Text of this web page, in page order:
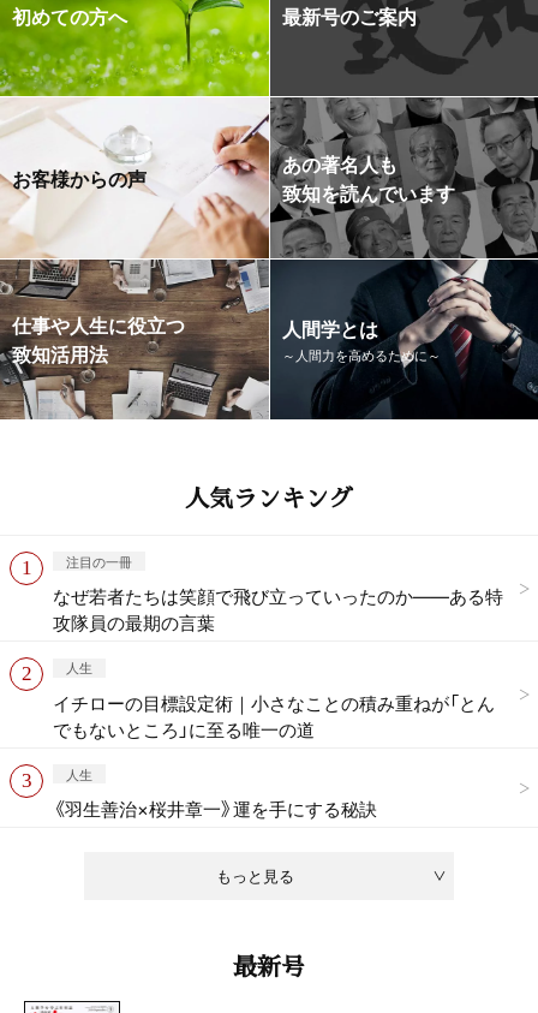
初めての方へ 最新号のご案内
お客様からの声
あの著名人も
致知を読んでいます
仕事や人生に役立つ
致知活用法
人間学とは
～人間力を高めるために～
人気ランキング
もっと見る
注目の一冊
なぜ若者たちは笑顔で飛び立っていったのか——ある特
攻隊員の最期の言葉
人生
イチローの目標設定術｜小さなことの積み重ねが「とん
でもないところ」に至る唯一の道
人生
《羽生善治×桜井章一》運を手にする秘訣
最新号